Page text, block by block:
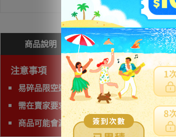
商品說明 問與答(0)
注意事項
易碎品限空運，非易碎品可使用海運。
需在賣家要求時間完成匯款
商品可能會漏水，請下標前詢問清楚且注意。